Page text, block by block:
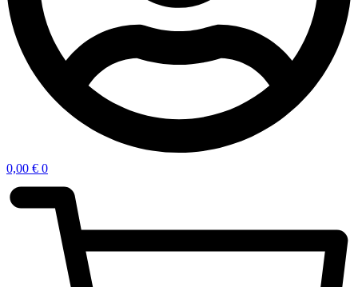
0,00 € 0